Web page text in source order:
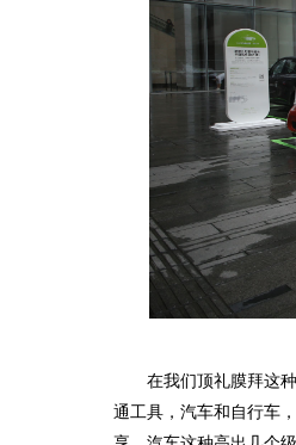
在我们顶礼膜拜这
通工具，汽车和自行车